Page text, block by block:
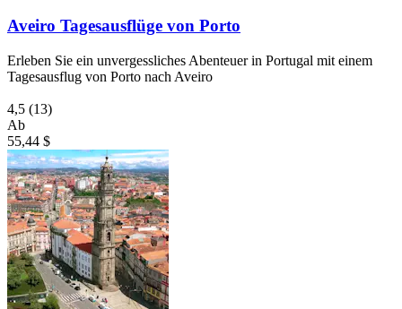
Aveiro Tagesausflüge von Porto
Erleben Sie ein unvergessliches Abenteuer in Portugal mit einem
Tagesausflug von Porto nach Aveiro
4,5 (13)
Ab
55,44 $